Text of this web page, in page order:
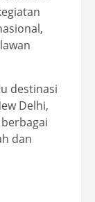
destinasi
Delhi,
dan